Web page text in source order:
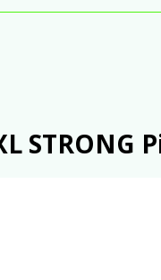
STRONG